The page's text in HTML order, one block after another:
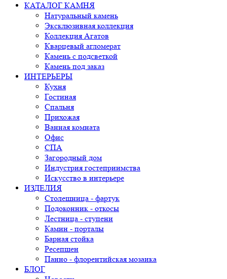
КАТАЛОГ КАМНЯ
Натуральный камень
Эксклюзивная коллекция
Коллекция Агатов
Кварцевый агломерат
Камень с подсветкой
Камень под заказ
ИНТЕРЬЕРЫ
Кухня
Гостиная
Спальня
Прихожая
Ванная комната
Офис
СПА
Загородный дом
Индустрия гостеприимства
Искусство в интерьере
ИЗДЕЛИЯ
Столешница - фартук
Подоконник - откосы
Лестница - ступени
Камин - порталы
Барная стойка
Ресепшен
Панно - флорентийская мозаика
БЛОГ